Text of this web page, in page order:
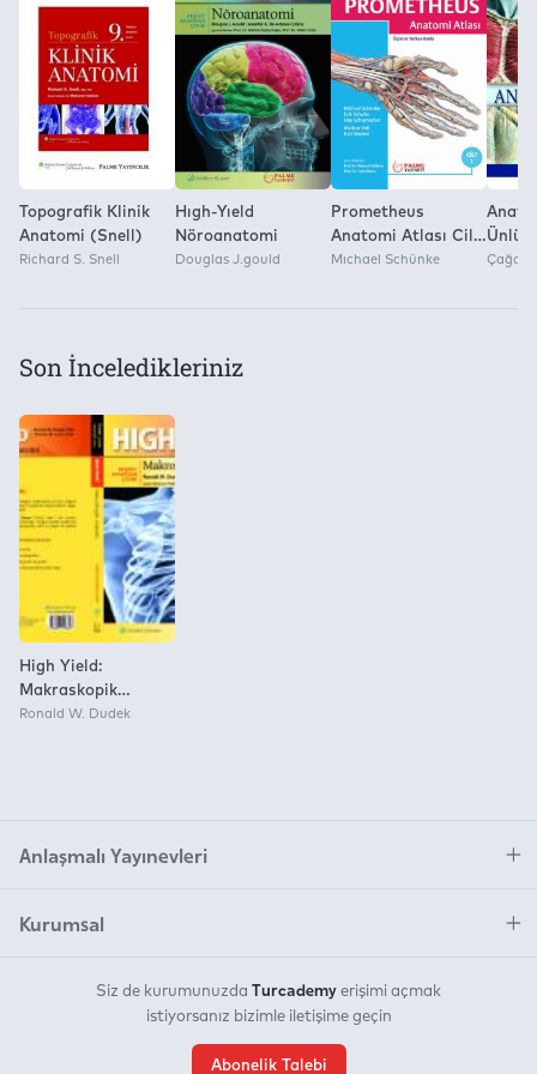
Kitap Dosyasını Farklı Kaydetme ve Dijital Ortamda
Yok
Topografik Klinik
Anatomi (Snell)
Richard S. Snell
Hıgh-Yıeld
Nöroanatomi
Douglas J.gould
Prometheus
Anatomi Atlası Cilt
1Mıchael Schünke
Ünlü
Son İnceledikleriniz
High Yield:
Makraskopik
Anatomi
Ronald W. Dudek
Anlaşmalı Yayınevleri
Kurumsal
Siz de kurumunuzda Turcademy erişimi açmak
istiyorsanız bizimle iletişime geçin
Abonelik Talebi